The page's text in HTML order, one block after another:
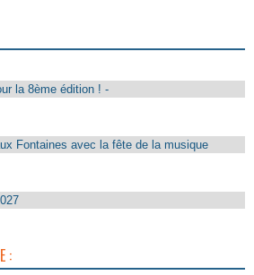
la 8ème édition ! -
Fontaines avec la fête de la musique
: